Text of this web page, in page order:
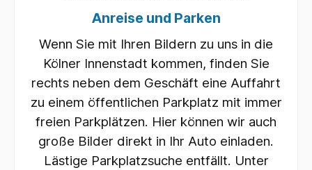
Anreise und Parken
Wenn Sie mit Ihren Bildern zu uns in die
Kölner Innenstadt kommen, finden Sie
rechts neben dem Geschäft eine Auffahrt
zu einem öffentlichen Parkplatz mit immer
freien Parkplätzen. Hier können wir auch
große Bilder direkt in Ihr Auto einladen.
Lästige Parkplatzsuche entfällt. Unter